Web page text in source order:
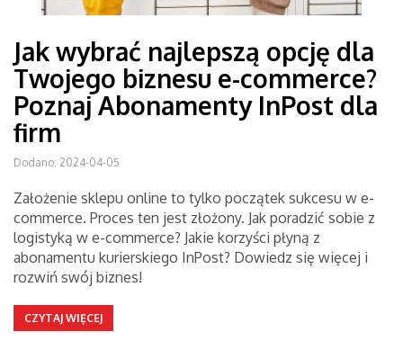
Jak wybrać najlepszą opcję dla
Twojego biznesu e-commerce?
Poznaj Abonamenty InPost dla
firm
Dodano: 2024-04-05
Założenie sklepu online to tylko początek sukcesu w e-
commerce. Proces ten jest złożony. Jak poradzić sobie z
logistyką w e-commerce? Jakie korzyści płyną z
abonamentu kurierskiego InPost? Dowiedz się więcej i
rozwiń swój biznes!
CZYTAJ WIĘCEJ